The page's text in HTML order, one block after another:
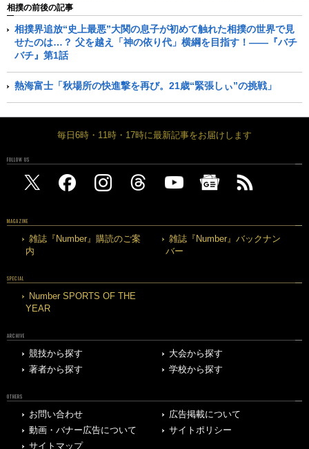
相撲の前後の記事
相撲界追放“史上最悪”大関の息子が初めて触れた相撲の世界で見
せたのは…？ 父を越え「神の依り代」横綱を目指す！――『バチ
バチ』第1話
熱海富士「秋場所の快進撃を再び。21歳“緊張しぃ”の挑戦」
毎日6時・11時・17時に最新記事をお届けします
FOLLOW US
MAGAZINE
雑誌『Number』購読のご案
内
雑誌『Number』バックナン
バー
SPECIAL
Number SPORTS OF THE
YEAR
ARCHIVE
競技から探す
大会から探す
著者から探す
学校から探す
OTHERS
お問い合わせ
広告掲載について
動画・バナー広告について
サイトポリシー
サイトマップ